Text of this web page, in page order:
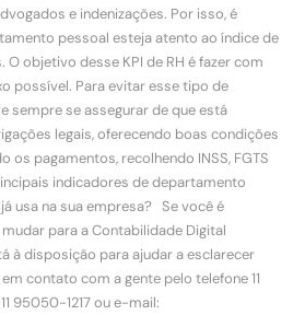
e indenizações. Por isso, é
pessoal esteja atento ao índice de
objetivo desse KPI de RH é fazer com
possível. Para evitar esse tipo de
sempre se assegurar de que está
legais, oferecendo boas condições
os pagamentos, recolhendo INSS, FGTS
indicadores de departamento
usa na sua empresa? Se você é
para a Contabilidade Digital
à disposição para ajudar a esclarecer
contato com a gente pelo telefone 11
95050-1217 ou e-mail: